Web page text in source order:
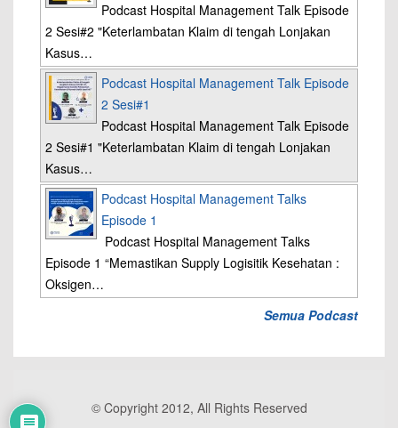
Podcast Hospital Management Talk Episode
2 Sesi#2 "Keterlambatan Klaim di tengah Lonjakan
Kasus…
Podcast Hospital Management Talk Episode
2 Sesi#1
Podcast Hospital Management Talk Episode
2 Sesi#1 "Keterlambatan Klaim di tengah Lonjakan
Kasus…
Podcast Hospital Management Talks
Episode 1
Podcast Hospital Management Talks
Episode 1 “Memastikan Supply Logisitik Kesehatan :
Oksigen…
Semua Podcast
© Copyright 2012, All Rights Reserved